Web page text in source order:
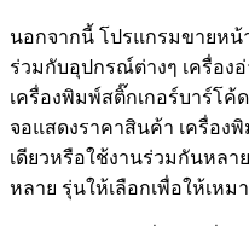
นอกจากนี้ โปรแกรมขายหน้
ร่วมกับอุปกรณ์ต่างๆ เครื่องอ่
เครื่องพิมพ์สติ๊กเกอร์บาร์โค้
จอแสดงราคาสินค้า เครื่อง
เดียวหรือใช้งานร่วมกันหลา
หลาย รุ่นให้เลือกเพื่อให้เหม